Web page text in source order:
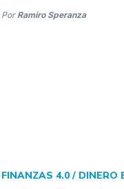
Por Ramiro Speranza
FINANZAS 4.0 / DINERO